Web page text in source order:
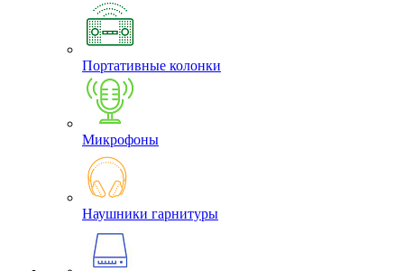
Портативные колонки
Микрофоны
Наушники гарнитуры